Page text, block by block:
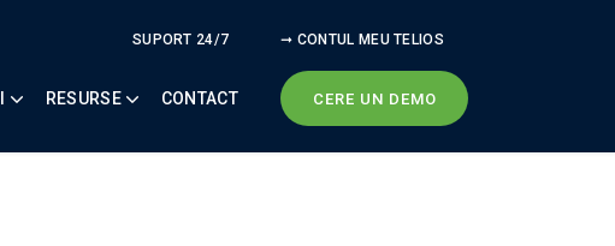
SUPORT 24/7 ➞ CONTUL MEU TELIOS
RESURSE CONTACT CERE UN DEMO